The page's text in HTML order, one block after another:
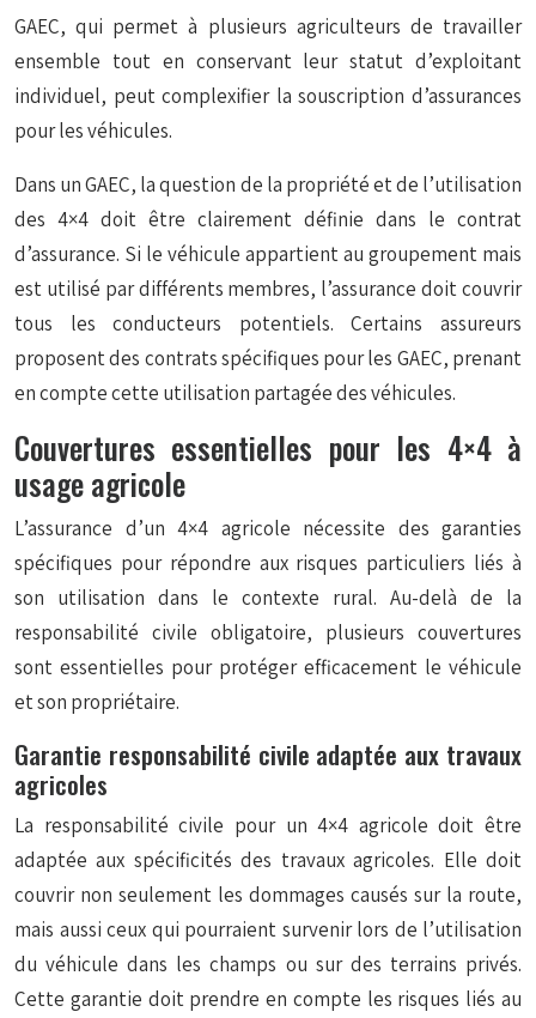
GAEC, qui permet à plusieurs agriculteurs de travailler
ensemble tout en conservant leur statut d’exploitant
individuel, peut complexifier la souscription d’assurances
pour les véhicules.
Dans un GAEC, la question de la propriété et de l’utilisation
des 4×4 doit être clairement définie dans le contrat
d’assurance. Si le véhicule appartient au groupement mais
est utilisé par différents membres, l’assurance doit couvrir
tous les conducteurs potentiels. Certains assureurs
proposent des contrats spécifiques pour les GAEC, prenant
en compte cette utilisation partagée des véhicules.
Couvertures essentielles pour les 4×4 à
usage agricole
L’assurance d’un 4×4 agricole nécessite des garanties
spécifiques pour répondre aux risques particuliers liés à
son utilisation dans le contexte rural. Au-delà de la
responsabilité civile obligatoire, plusieurs couvertures
sont essentielles pour protéger efficacement le véhicule
et son propriétaire.
Garantie responsabilité civile adaptée aux travaux
agricoles
La responsabilité civile pour un 4×4 agricole doit être
adaptée aux spécificités des travaux agricoles. Elle doit
couvrir non seulement les dommages causés sur la route,
mais aussi ceux qui pourraient survenir lors de l’utilisation
du véhicule dans les champs ou sur des terrains privés.
Cette garantie doit prendre en compte les risques liés au